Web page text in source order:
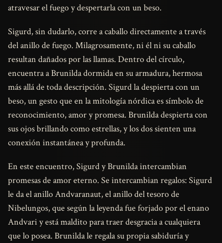
atravesar el fuego y despertarla con un beso.
Sigurd, sin dudarlo, corre a caballo directamente a través
del anillo de fuego. Milagrosamente, ni él ni su caballo
resultan dañados por las llamas. Dentro del círculo,
encuentra a Brunilda dormida en su armadura, hermosa
más allá de toda descripción. Sigurd la despierta con un
beso, un gesto que en la mitología nórdica es símbolo de
reconocimiento, amor y promesa. Brunilda despierta con
sus ojos brillando como estrellas, y los dos sienten una
conexión instantánea y profunda.
En este encuentro, Sigurd y Brunilda intercambian
promesas de amor eterno. Se intercambian regalos: Sigurd
le da el anillo Andvaranaut, el anillo del tesoro de
Nibelungos, que según la leyenda fue forjado por el enano
Andvari y está maldito para traer desgracia a cualquiera
que lo posea. Brunilda le regala su propia sabiduría y